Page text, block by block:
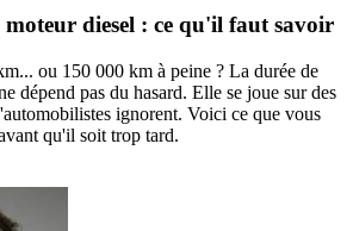
diesel : ce qu'il faut savoir
ou 150 000 km à peine ? La durée de
dépend pas du hasard. Elle se joue sur des
ignorent. Voici ce que vous
qu'il soit trop tard.